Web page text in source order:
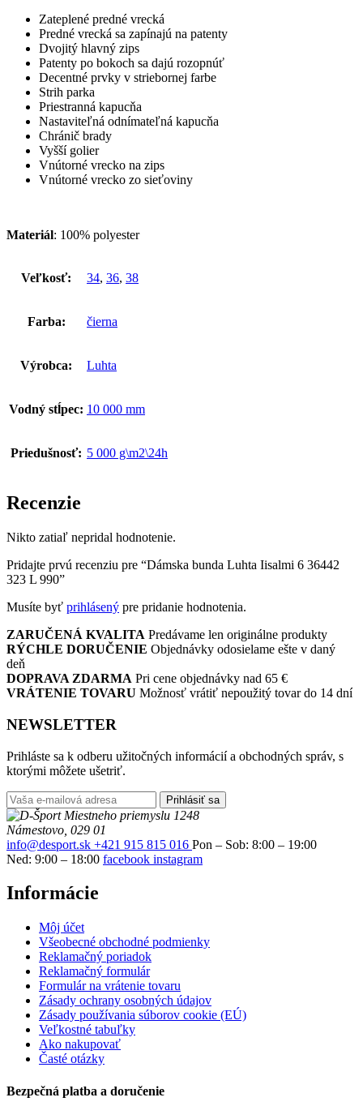
Zateplené predné vrecká
Predné vrecká sa zapínajú na patenty
Dvojitý hlavný zips
Patenty po bokoch sa dajú rozopnúť
Decentné prvky v striebornej farbe
Strih parka
Priestranná kapucňa
Nastaviteľná odnímateľná kapucňa
Chránič brady
Vyšší golier
Vnútorné vrecko na zips
Vnútorné vrecko zo sieťoviny
Materiál: 100% polyester
Veľkosť: 34, 36, 38
Farba: čierna
Výrobca: Luhta
Vodný stĺpec: 10 000 mm
Priedušnosť: 5 000 g\m2\24h
Recenzie
Nikto zatiaľ nepridal hodnotenie.
Pridajte prvú recenziu pre “Dámska bunda Luhta Iisalmi 6 36442
323 L 990”
Musíte byť prihlásený pre pridanie hodnotenia.
ZARUČENÁ KVALITA Predávame len originálne produkty
RÝCHLE DORUČENIE Objednávky odosielame ešte v daný
deň
DOPRAVA ZDARMA Pri cene objednávky nad 65 €
VRÁTENIE TOVARU Možnosť vrátiť nepoužitý tovar do 14 dní
NEWSLETTER
Prihláste sa k odberu užitočných informácií a obchodných správ, s
ktorými môžete ušetriť.
Prihlásiť sa
Miestneho priemyslu 1248
Námestovo, 029 01
info@desport.sk +421 915 815 016 Pon – Sob: 8:00 – 19:00
Ned: 9:00 – 18:00 facebook instagram
Informácie
Môj účet
Všeobecné obchodné podmienky
Reklamačný poriadok
Reklamačný formulár
Formulár na vrátenie tovaru
Zásady ochrany osobných údajov
Zásady používania súborov cookie (EÚ)
Veľkostné tabuľky
Ako nakupovať
Časté otázky
Bezpečná platba a doručenie